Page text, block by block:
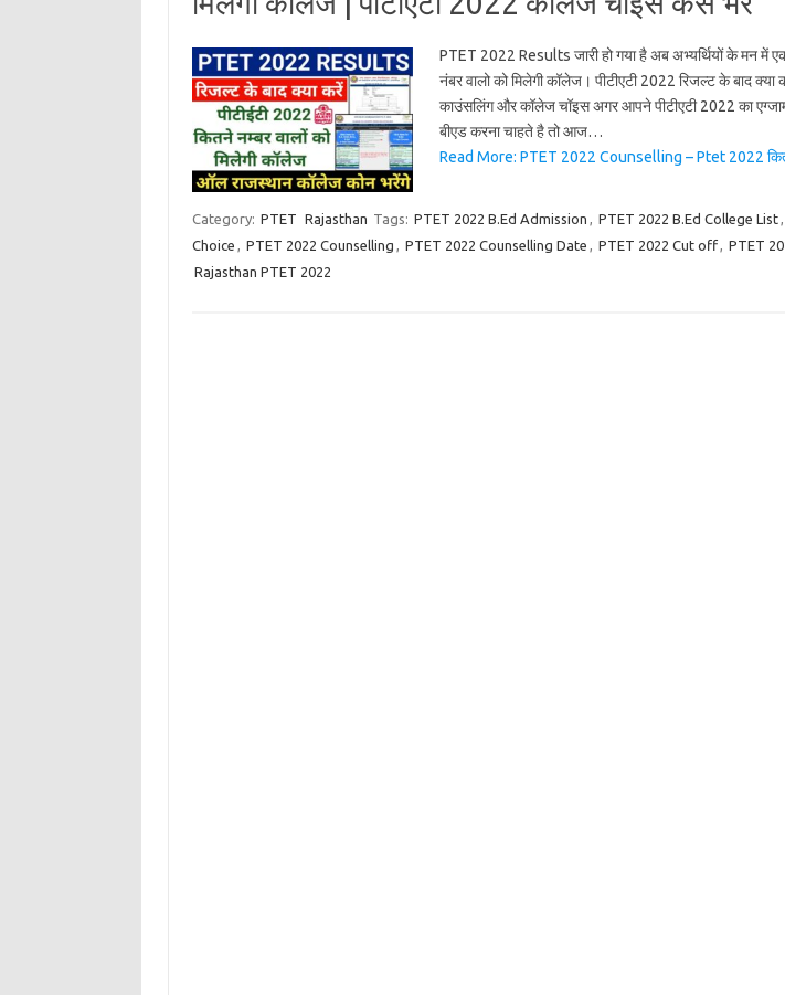
PTET 2022 Results जारी हो गया है अब अभ्यर्थियों के मन में
नंबर वालो को मिलेगी कॉलेज। पीटीएटी 2022 रिजल्ट के बाद क्या
काउंसलिंग और कॉलेज चॉइस अगर आपने पीटीएटी 2022 का
बीएड करना चाहते है तो आज…
Read More: PTET 2022 Counselling – Ptet 2022
Category: PTET Rajasthan Tags: PTET 2022 B.Ed Admission PTET 2022 B.Ed College List
Choice
PTET 2022 Counselling PTET 2022 Counselling Date PTET 2022 Cut off PTET
Rajasthan PTET 2022